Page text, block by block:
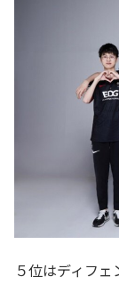
５位はディフ